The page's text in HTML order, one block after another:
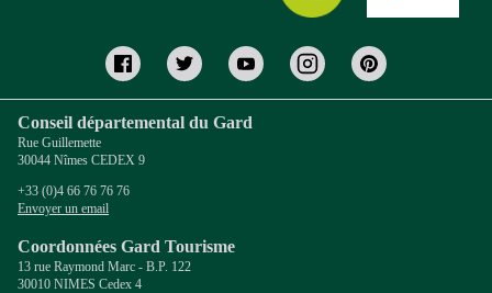
Conseil départemental du Gard
Rue Guillemette
30044 Nîmes CEDEX 9
+33 (0)4 66 76 76 76
Envoyer un email
Coordonnées Gard Tourisme
13 rue Raymond Marc - B.P. 122
30010 NIMES Cedex 4